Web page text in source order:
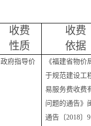
收费
性质
收费
依据
政府指导价
《福建省物价
于规范建设工
易服务费收费
问题的通告》
通告 〔2018〕9